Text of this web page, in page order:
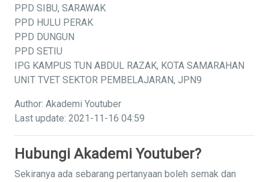
PPD SIBU, SARAWAK
PPD HULU PERAK
PPD DUNGUN
PPD SETIU
IPG KAMPUS TUN ABDUL RAZAK, KOTA SAMARAHAN
UNIT TVET SEKTOR PEMBELAJARAN, JPN9
Author: Akademi Youtuber
Last update: 2021-11-16 04:59
Hubungi Akademi Youtuber?
Sekiranya ada sebarang pertanyaan boleh semak dan